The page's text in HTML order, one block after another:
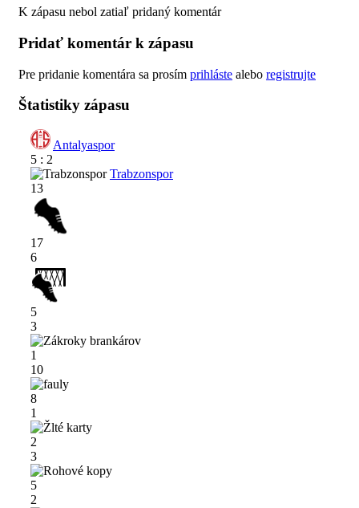
K zápasu nebol zatiaľ pridaný komentár
Pridať komentár k zápasu
Pre pridanie komentára sa prosím prihláste alebo registrujte
Štatistiky zápasu
Antalyaspor
5 : 2
Trabzonspor
13
17
6
5
3
1
10
8
1
2
3
5
2